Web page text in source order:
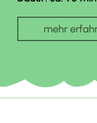
mehr